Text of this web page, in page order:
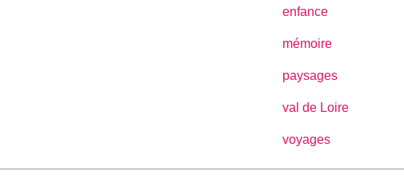
enfance
mémoire
paysages
val de Loire
voyages